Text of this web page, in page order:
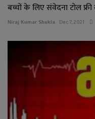
बच्चों के लिए संवेदना टोल
Niraj Kumar Shukla Dec 7, 2021